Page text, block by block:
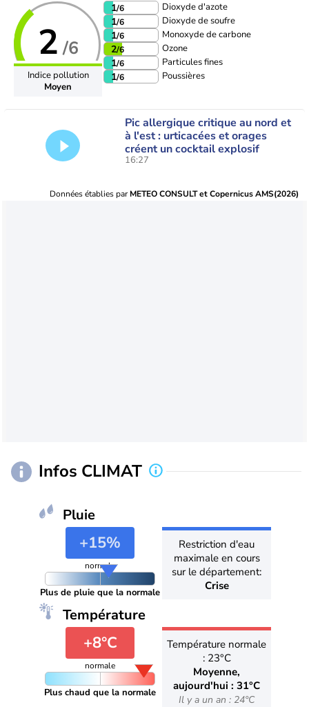
2 /6
Indice pollution
Moyen
1/6 Dioxyde d'azote
1/6 Dioxyde de soufre
1/6 Monoxyde de carbone
2/6 Ozone
1/6 Particules fines
1/6 Poussières
Pic allergique critique au nord et
à l'est : urticacées et orages
créent un cocktail explosif
16:27
Données établies parMETEO CONSULT et Copernicus AMS(2026)
Infos CLIMAT
Pluie
+15%
normale
Plus de pluie que la normale
Restriction d'eau
maximale en cours
sur le département:
Crise
Température
+8°C
normale
Plus chaud que la normale
Température normale
: 23°C
Moyenne,
aujourd'hui : 31°C
Il y a un an : 24°C